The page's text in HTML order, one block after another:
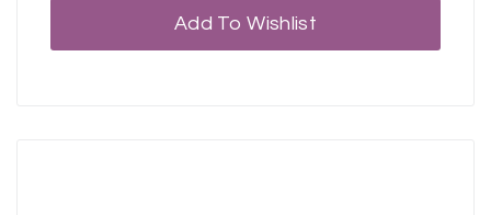
Add To Wishlist